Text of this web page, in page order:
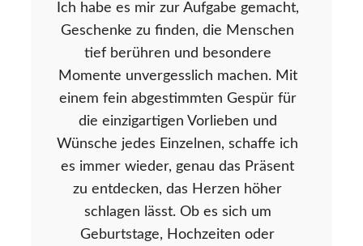
Ich habe es mir zur Aufgabe gemacht,
Geschenke zu finden, die Menschen
tief berühren und besondere
Momente unvergesslich machen. Mit
einem fein abgestimmten Gespür für
die einzigartigen Vorlieben und
Wünsche jedes Einzelnen, schaffe ich
es immer wieder, genau das Präsent
zu entdecken, das Herzen höher
schlagen lässt. Ob es sich um
Geburtstage, Hochzeiten oder